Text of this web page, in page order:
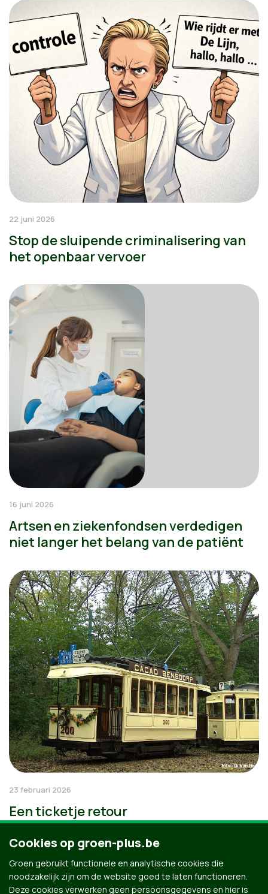
22 juni 2026
Stop de sluipende criminalisering van
het openbaar vervoer
16 juni 2026
Artsen en ziekenfondsen verdedigen
niet langer het belang van de patiënt
23 februari 2026
Een ticketje retour
Cookies op groen-plus.be
Groen gebruikt functionele en analytische cookies die
noodzakelijk zijn om de website goed te laten functioneren.
Deze cookies verwerken geen persoonsgegevens en hier is